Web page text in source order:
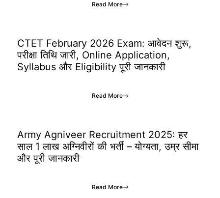
Read More
CTET February 2026 Exam: आवेदन शुरू,
परीक्षा तिथि जारी, Online Application,
Syllabus और Eligibility पूरी जानकारी
Read More
Army Agniveer Recruitment 2025: हर
साल 1 लाख अग्निवीरों की भर्ती – योग्यता, उम्र सीमा
और पूरी जानकारी
Read More